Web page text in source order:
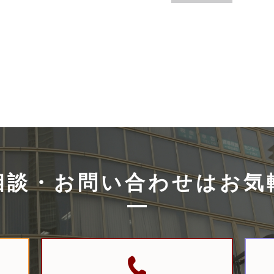
談・お問い合わせはお気